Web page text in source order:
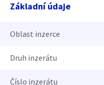
Základní údaje
Oblast inzerce
Druh inzerátu
Číslo inzerátu